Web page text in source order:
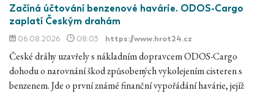
Začíná účtování benzenové havárie. ODOS-Cargo
zaplatí Českým drahám
06.08.2026 08:03 https://www.hrot24.cz
České dráhy uzavřely s nákladním dopravcem ODOS-Cargo
dohodu o narovnání škod způsobených vykolejením cisteren s
benzenem. Jde o první známé finanční vypořádání havárie, jejíž